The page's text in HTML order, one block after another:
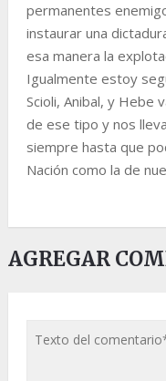
permanentes
instaurar una
esa manera la
Igualmente estoy
Scioli, Anibal, y Hebe
de ese tipo y nos
siempre hasta que
Nación como la de
AGREGAR